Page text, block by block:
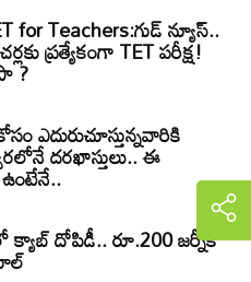
for Teachers:గుడ్ న్యూస్..
ప్రత్యేకంగా TET పరీక్ష!
?
ఎదురుచూస్తున్నవారికి
దరఖాస్తులు.. ఈ
దోపిడీ.. రూ.200 జర్నీకి